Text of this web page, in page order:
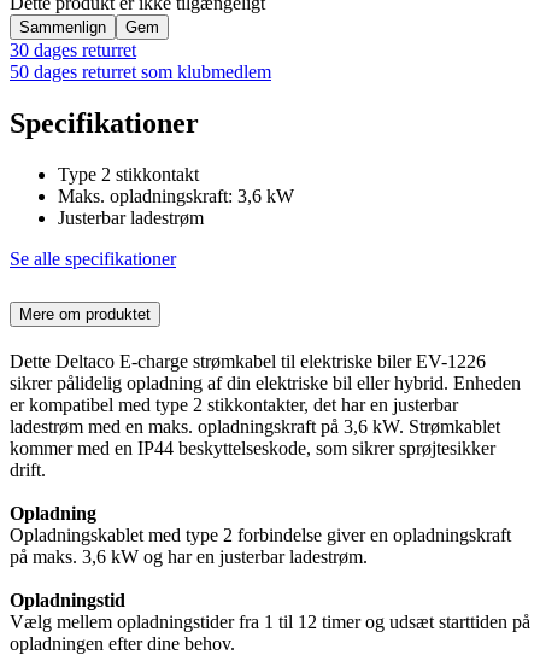
Sammenlign Gem
30 dages returret
50 dages returret som klubmedlem
Specifikationer
Type 2 stikkontakt
Maks. opladningskraft: 3,6 kW
Justerbar ladestrøm
Se alle specifikationer
Mere om produktet
Dette Deltaco E-charge strømkabel til elektriske biler EV-1226
sikrer pålidelig opladning af din elektriske bil eller hybrid. Enheden
er kompatibel med type 2 stikkontakter, det har en justerbar
ladestrøm med en maks. opladningskraft på 3,6 kW. Strømkablet
kommer med en IP44 beskyttelseskode, som sikrer sprøjtesikker
drift.
Opladning
Opladningskablet med type 2 forbindelse giver en opladningskraft
på maks. 3,6 kW og har en justerbar ladestrøm.
Opladningstid
Vælg mellem opladningstider fra 1 til 12 timer og udsæt starttiden på
opladningen efter dine behov.